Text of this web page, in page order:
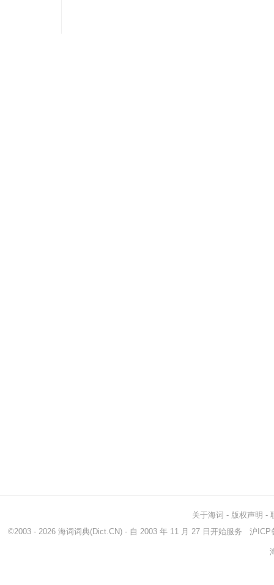
关于海词 - 版权声明 -
©2003 - 2026 海词词典(Dict.CN) - 自 2003 年 11 月 27 日开始服务 沪ICP